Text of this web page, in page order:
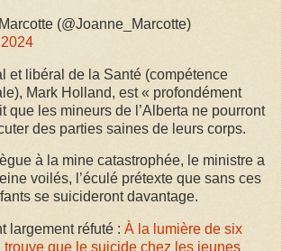
(@Joanne_Marcotte)
et libéral de la Santé (compétence
Mark Holland, est « profondément
que les mineurs de l’Alberta ne pourront
des parties saines de leurs corps.
à la mine catastrophée, le ministre a
voilés, l’éculé prétexte que sans ces
se suicideront davantage.
largement réfuté : À la lumière de six
trouve que le suicide chez les jeunes